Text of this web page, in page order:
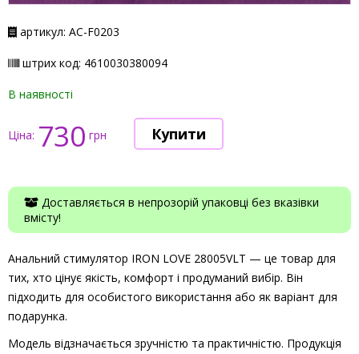
артикул: АС-F0203
штрих код: 4610030380094
В наявності
Ціна: 730 грн
Доставляється в непрозорій упаковці без вказівки
вмісту!
Анальний стимулятор IRON LOVE 28005VLT — це товар для
тих, хто цінує якість, комфорт і продуманий вибір. Він
підходить для особистого використання або як варіант для
подарунка.
Модель відзначається зручністю та практичністю. Продукція